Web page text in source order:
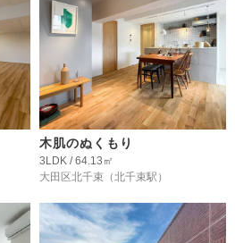
木肌のぬくもり
3LDK / 64.13㎡
大田区北千束 （北千束駅）